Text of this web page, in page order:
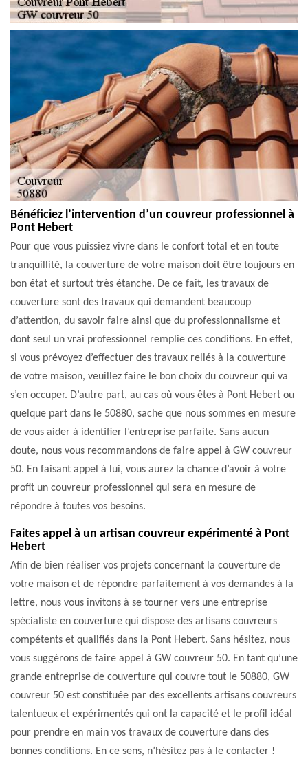
Bénéficiez l’intervention d’un couvreur professionnel à
Pont Hebert
Pour que vous puissiez vivre dans le confort total et en toute
tranquillité, la couverture de votre maison doit être toujours en
bon état et surtout très étanche. De ce fait, les travaux de
couverture sont des travaux qui demandent beaucoup
d’attention, du savoir faire ainsi que du professionnalisme et
dont seul un vrai professionnel remplie ces conditions. En effet,
si vous prévoyez d’effectuer des travaux reliés à la couverture
de votre maison, veuillez faire le bon choix du couvreur qui va
s’en occuper. D’autre part, au cas où vous êtes à Pont Hebert ou
quelque part dans le 50880, sache que nous sommes en mesure
de vous aider à identifier l’entreprise parfaite. Sans aucun
doute, nous vous recommandons de faire appel à GW couvreur
50. En faisant appel à lui, vous aurez la chance d’avoir à votre
profit un couvreur professionnel qui sera en mesure de
répondre à toutes vos besoins.
Faites appel à un artisan couvreur expérimenté à Pont
Hebert
Afin de bien réaliser vos projets concernant la couverture de
votre maison et de répondre parfaitement à vos demandes à la
lettre, nous vous invitons à se tourner vers une entreprise
spécialiste en couverture qui dispose des artisans couvreurs
compétents et qualifiés dans la Pont Hebert. Sans hésitez, nous
vous suggérons de faire appel à GW couvreur 50. En tant qu’une
grande entreprise de couverture qui couvre tout le 50880, GW
couvreur 50 est constituée par des excellents artisans couvreurs
talentueux et expérimentés qui ont la capacité et le profil idéal
pour prendre en main vos travaux de couverture dans des
bonnes conditions. En ce sens, n’hésitez pas à le contacter !